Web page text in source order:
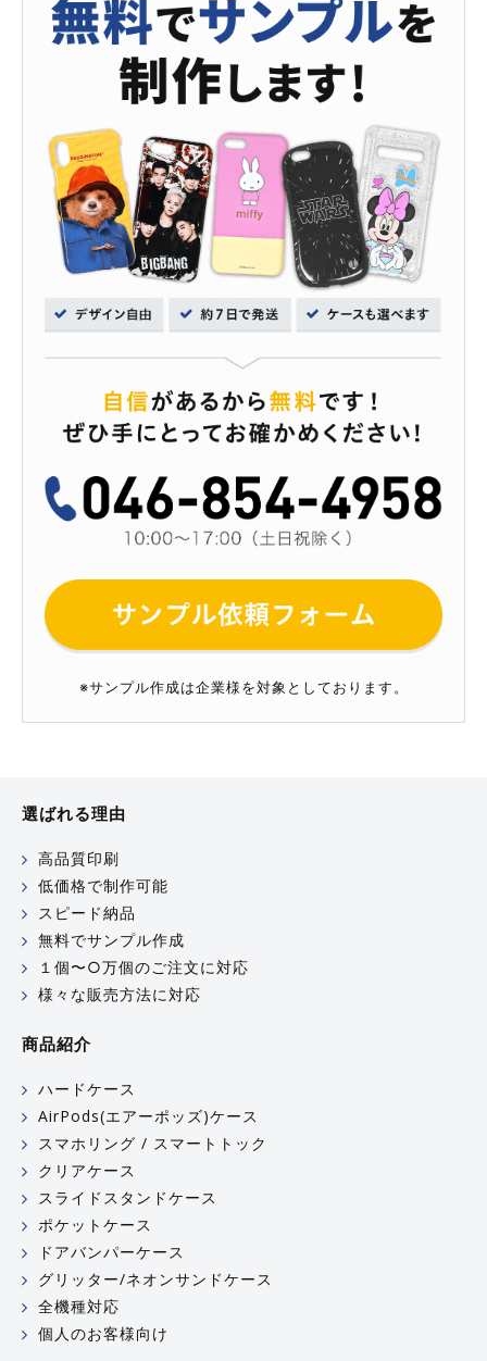
※サンプル作成は企業様を対象としております。
選ばれる理由
高品質印刷
低価格で制作可能
スピード納品
無料でサンプル作成
１個〜○万個のご注文に対応
様々な販売方法に対応
商品紹介
ハードケース
AirPods(エアーポッズ)ケース
スマホリング / スマートトック
クリアケース
スライドスタンドケース
ポケットケース
ドアバンパーケース
グリッター/ネオンサンドケース
全機種対応
個人のお客様向け